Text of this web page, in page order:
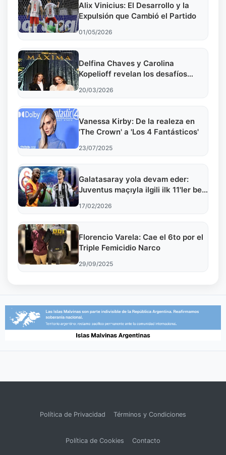
Alix Vinicius: El Desarrollo y la
Expulsión que Cambió el Partido
01/05/2026
Delfina Chaves y Carolina
Kopelioff revelan los desafíos
20/03/2026
Vanessa Kirby: De la realeza en
'The Crown' a 'Los 4 Fantásticos'
23/07/2025
Galatasaray yola devam eder:
Juventus maçıyla ilgili ilk 11'ler belli
17/02/2026
Florencio Varela: Cae el 6to por el
Triple Femicidio Narco
29/09/2025
Política de Privacidad Términos y Condiciones
Política de Cookies Contacto